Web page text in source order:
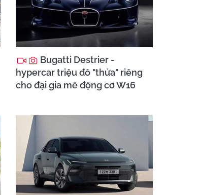
Bugatti Destrier -
hypercar triệu đô "thửa" riêng
cho đại gia mê động cơ W16